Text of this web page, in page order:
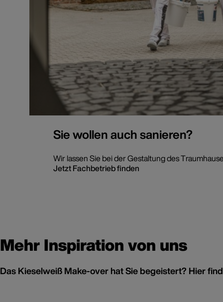
Sie wollen auch sanieren?
Wir lassen Sie bei der Gestaltung des
Jetzt Fachbetrieb finden
Mehr Inspiration von uns
Das Kieselweiß Make-over hat Sie begeistert? Hier